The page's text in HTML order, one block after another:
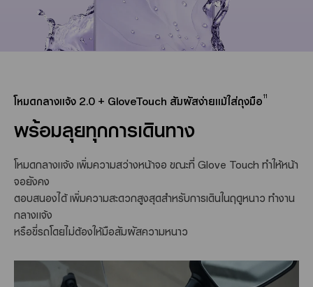
โหมดกลางแจ้ง 2.0 + GloveTouch สัมผัสง่ายแม้ใส่ถุงมือ 11
พร้อมลุยทุกการเดินทาง
โหมดกลางแจ้ง เพิ่มความสว่างหน้าจอ ขณะที่ Glove Touch ทำให้หน้า
จอยังคง
ตอบสนองได้ เพิ่มความสะดวกสูงสุดสำหรับการเดินในฤดูหนาว ทำงาน
กลางแจ้ง
หรือขี่รถโดยไม่ต้องให้มือสัมผัสความหนาว